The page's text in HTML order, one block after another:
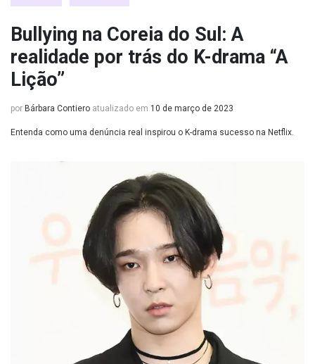
Bullying na Coreia do Sul: A
realidade por trás do K-drama “A
Lição”
por Bárbara Contiero atualizado em 10 de março de 2023
Entenda como uma denúncia real inspirou o K-drama sucesso na Netflix.